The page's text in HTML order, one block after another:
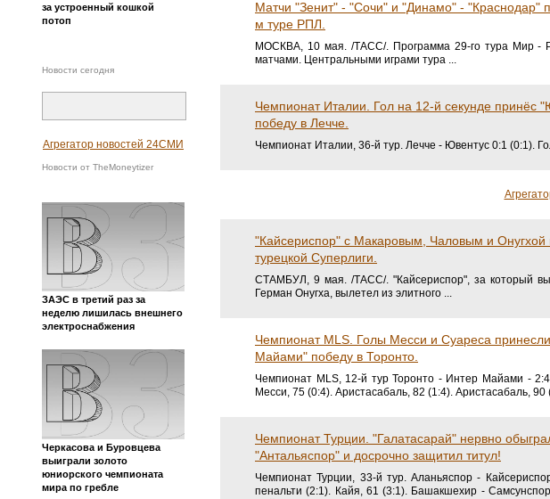
за устроенный кошкой
потоп
Новости сегодня
Агрегатор новостей 24СМИ
Новости от TheMoneytizer
ЗАЭС в третий раз за
неделю лишилась внешнего
электроснабжения
Черкасова и Буровцева
выиграли золото
юниорского чемпионата
мира по гребле
Чемпионат Испании. "Реал Сосьедад" отыграл
"Бетиса".
Забывший вкус побед после завоевания Кубка
в Ла Лиге. Игроки обеих команд ...
Матчи "Зенит" - "Сочи" и "Динамо" - "Краснодар"
м туре РПЛ.
МОСКВА, 10 мая. /ТАСС/. Программа 29-го тура Мир -
Чемпионат Италии, 36-й тур. Лечче - Ювентус 0:1 (0:1).
"Кайсериспор" с Макаровым, Чаловым и Онугхой
турецкой Суперлиги.
СТАМБУЛ, 9 мая. /ТАСС/. "Кайсериспор", за который
Герман Онугха, вылетел из элитного ...
Чемпионат MLS. Голы Месси и Суареса принесли
Майами" победу в Торонто.
Чемпионат MLS, 12-й тур Торонто - Интер Майами -
Месси, 75 (0:4). Аристасабаль, 82 (1:4). Аристасабаль,